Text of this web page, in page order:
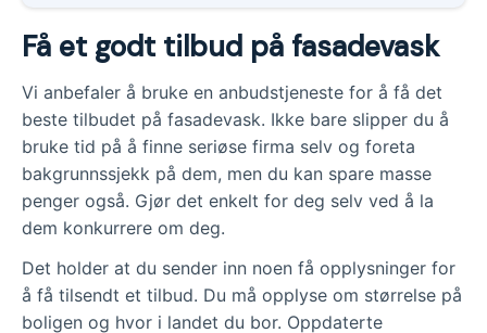
Få et godt tilbud på fasadevask
Vi anbefaler å bruke en anbudstjeneste for å få det
beste tilbudet på fasadevask. Ikke bare slipper du å
bruke tid på å finne seriøse firma selv og foreta
bakgrunnssjekk på dem, men du kan spare masse
penger også. Gjør det enkelt for deg selv ved å la
dem konkurrere om deg.
Det holder at du sender inn noen få opplysninger for
å få tilsendt et tilbud. Du må opplyse om størrelse på
boligen og hvor i landet du bor. Oppdaterte